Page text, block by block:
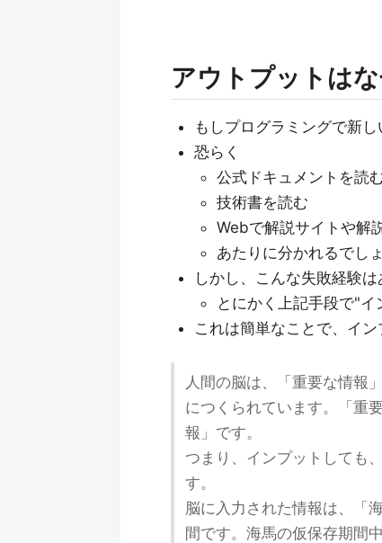
アウトプットは
もしプログラミングで新
恐らく
公式ドキュメントを読
技術書を読む
Webで解説サイトや解
あたりに分かれるでし
しかし、こんな失敗経験は
とにかく上記手段で"
これは簡単なことで、イ
人間の脳は、「重要な情報
につくられています。「重
報」です。
つまり、インプットしても
す。
脳に入力された情報は、「
間です。海馬の仮保存期間